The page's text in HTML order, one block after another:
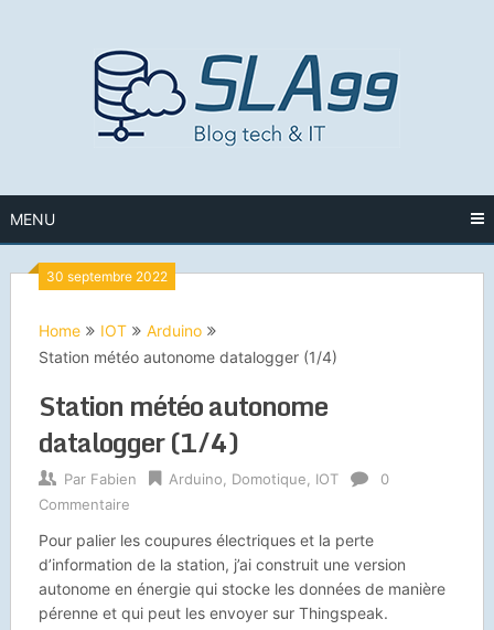
MENU
30 septembre 2022
Home IOT
Arduino
Station météo autonome datalogger (1/4)
Station météo autonome
datalogger (1/4)
Par Fabien Arduino Domotique IOT
0
Commentaire
Pour palier les coupures électriques et la perte
d’information de la station, j’ai construit une version
autonome en énergie qui stocke les données de manière
pérenne et qui peut les envoyer sur Thingspeak.